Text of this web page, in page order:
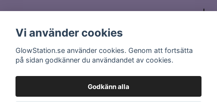
Sociala medier
Vi använder cookies
GlowStation.se använder cookies. Genom att fortsätta
på sidan godkänner du användandet av cookies.
Godkänn alla